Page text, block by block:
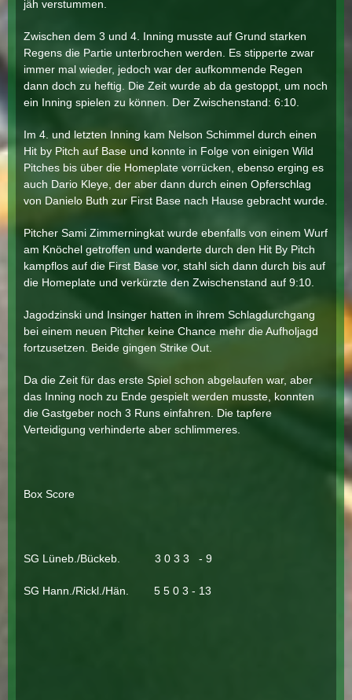
jäh verstummen.
Zwischen dem 3 und 4. Inning musste auf Grund starken
Regens die Partie unterbrochen werden. Es stipperte zwar
immer mal wieder, jedoch war der aufkommende Regen
dann doch zu heftig. Die Zeit wurde ab da gestoppt, um noch
ein Inning spielen zu können. Der Zwischenstand: 6:10.
Im 4. und letzten Inning kam Nelson Schimmel durch einen
Hit by Pitch auf Base und konnte in Folge von einigen Wild
Pitches bis über die Homeplate vorrücken, ebenso erging es
auch Dario Kleye, der aber dann durch einen Opferschlag
von Danielo Buth zur First Base nach Hause gebracht wurde.
Pitcher Sami Zimmerningkat wurde ebenfalls von einem Wurf
am Knöchel getroffen und wanderte durch den Hit By Pitch
kampflos auf die First Base vor, stahl sich dann durch bis auf
die Homeplate und verkürzte den Zwischenstand auf 9:10.
Jagodzinski und Insinger hatten in ihrem Schlagdurchgang
bei einem neuen Pitcher keine Chance mehr die Aufholjagd
fortzusetzen. Beide gingen Strike Out.
Da die Zeit für das erste Spiel schon abgelaufen war, aber
das Inning noch zu Ende gespielt werden musste, konnten
die Gastgeber noch 3 Runs einfahren. Die tapfere
Verteidigung verhinderte aber schlimmeres.
Box Score
SG Lüneb./Bückeb. 3 0 3 3 - 9
SG Hann./Rickl./Hän. 5 5 0 3 - 13